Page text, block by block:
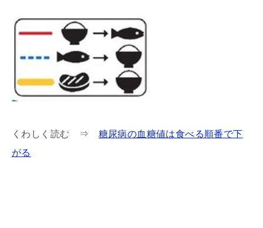
くわしく読む ⇒ 糖尿病の血糖値は食べる順番で下
がる